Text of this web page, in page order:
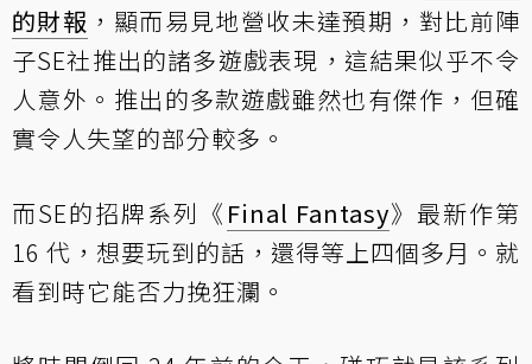
的財報 ，顯而易見地營收未達預期，對比前陣
子SE社推出的諸多遊戲表現，這結果似乎不令
人意外。推出的多款遊戲雖然也有傑作，但確
實令人失望的部分較多。
而SE的招牌系列《 Final Fantasy》最新作第
16 代，想要玩到的話，還得等上四個多月。就
看到時它能否力挽狂瀾。